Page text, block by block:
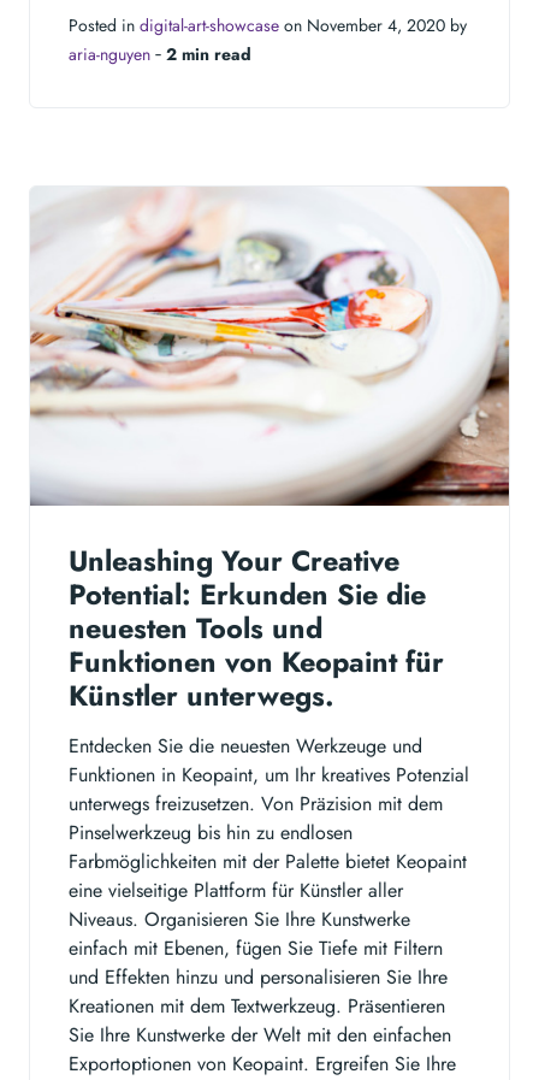
Posted in digital-art-showcase on November 4, 2020 by
aria-nguyen ‐ 2 min read
Unleashing Your Creative
Potential: Erkunden Sie die
neuesten Tools und
Funktionen von Keopaint für
Künstler unterwegs.
Entdecken Sie die neuesten Werkzeuge und
Funktionen in Keopaint, um Ihr kreatives Potenzial
unterwegs freizusetzen. Von Präzision mit dem
Pinselwerkzeug bis hin zu endlosen
Farbmöglichkeiten mit der Palette bietet Keopaint
eine vielseitige Plattform für Künstler aller
Niveaus. Organisieren Sie Ihre Kunstwerke
einfach mit Ebenen, fügen Sie Tiefe mit Filtern
und Effekten hinzu und personalisieren Sie Ihre
Kreationen mit dem Textwerkzeug. Präsentieren
Sie Ihre Kunstwerke der Welt mit den einfachen
Exportoptionen von Keopaint. Ergreifen Sie Ihre